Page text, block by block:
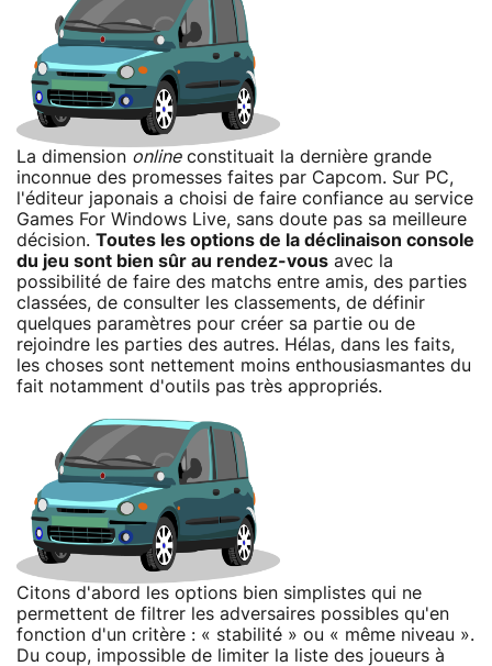
La dimension onlineconstituait la dernière grande
inconnue des promesses faites par Capcom. Sur PC,
l'éditeur japonais a choisi de faire confiance au service
Games For Windows Live, sans doute pas sa meilleure
décision. Toutes les options de la déclinaison console
du jeu sont bien sûr au rendez-vous avec la
possibilité de faire des matchs entre amis, des parties
classées, de consulter les classements, de définir
quelques paramètres pour créer sa partie ou de
rejoindre les parties des autres. Hélas, dans les faits,
les choses sont nettement moins enthousiasmantes du
fait notamment d'outils pas très appropriés.
Citons d'abord les options bien simplistes qui ne
permettent de filtrer les adversaires possibles qu'en
fonction d'un critère : « stabilité » ou « même niveau ».
Du coup, impossible de limiter la liste des joueurs à